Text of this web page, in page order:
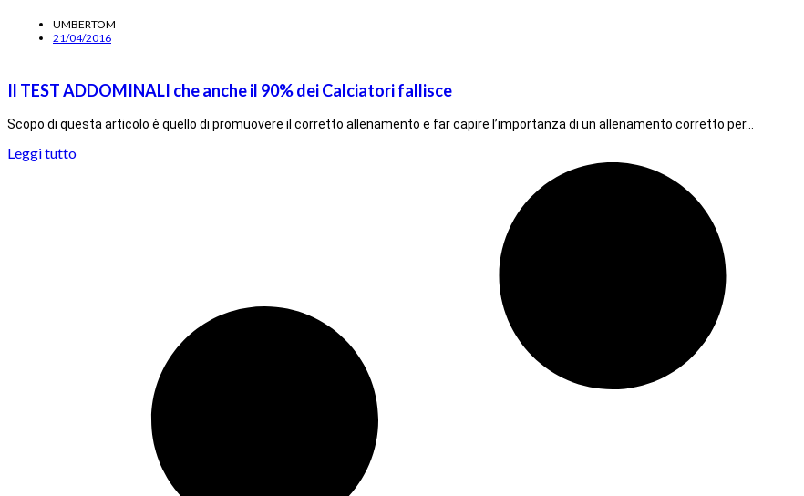
UMBERTOM
21/04/2016
Il TEST ADDOMINALI che anche il 90% dei Calciatori fallisce
Scopo di questa articolo è quello di promuovere il corretto allenamento e far capire l’importanza di un allenamento corretto per…
Leggi tutto